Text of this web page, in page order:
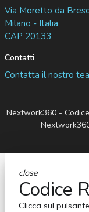
Via Moretto da
Milano - Italia
CAP 20133
Contatti
Contatta il nostro
Nextwork360 -
close
Codice
Clicca sul